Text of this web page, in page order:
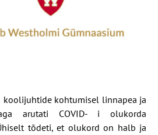
koolijuhtide kohtumisel linnapea ja
arutati COVID- i olukorda
tõdeti, et olukord on halb ja